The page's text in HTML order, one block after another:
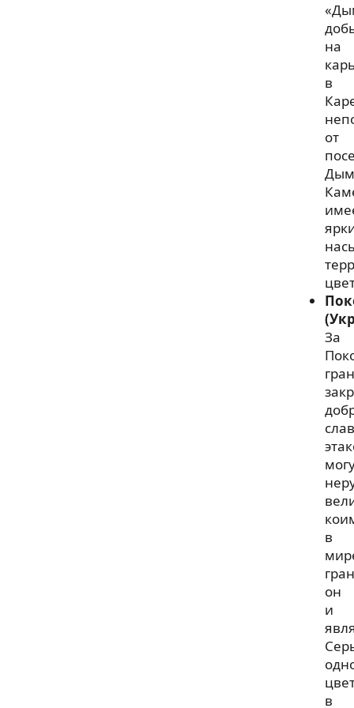
на
в
от
За
в
он
и
в